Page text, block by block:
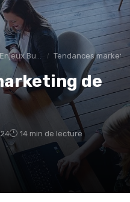
Business Tendances
de
14 min de lecture